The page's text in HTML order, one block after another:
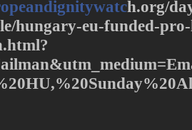
h.org/
hungary-eu-funded-